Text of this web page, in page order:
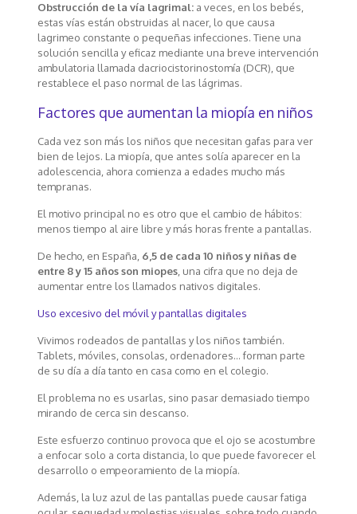
Obstrucción de la vía lagrimal:a veces, en los bebés,
estas vías están obstruidas al nacer, lo que causa
lagrimeo constante o pequeñas infecciones. Tiene una
solución sencilla y eficaz mediante una breve intervención
ambulatoria llamada dacriocistorinostomía (DCR), que
restablece el paso normal de las lágrimas.
Factores que aumentan la miopía en niños
Cada vez son más los niños que necesitan gafas para ver
bien de lejos. La miopía, que antes solía aparecer en la
adolescencia, ahora comienza a edades mucho más
tempranas.
El motivo principal no es otro que el cambio de hábitos:
menos tiempo al aire libre y más horas frente a pantallas.
De hecho, en España, 6,5 de cada 10 niños y niñas de
entre 8 y 15 años son miopes, una cifra que no deja de
aumentar entre los llamados nativos digitales.
Uso excesivo del móvil y pantallas digitales
Vivimos rodeados de pantallas y los niños también.
Tablets, móviles, consolas, ordenadores… forman parte
de su día a día tanto en casa como en el colegio.
El problema no es usarlas, sino pasar demasiado tiempo
mirando de cerca sin descanso.
Este esfuerzo continuo provoca que el ojo se acostumbre
a enfocar solo a corta distancia, lo que puede favorecer el
desarrollo o empeoramiento de la miopía.
Además, la luz azul de las pantallas puede causar fatiga